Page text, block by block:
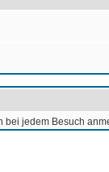
bei jedem Besuch